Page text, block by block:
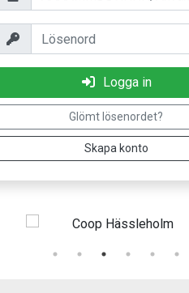
Lösenord
Logga in
Glömt lösenordet?
Skapa konto